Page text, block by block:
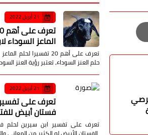
21 أبريل 2022
الماعز السوداء
تعرف على أهم 20 تفسيرا
حلم العنز السوداء، تعتبر رؤية العنز
21 أبريل 2022
تعرف على
فستان أبيض
تعرف على تفسير ابن سيرين لحلم